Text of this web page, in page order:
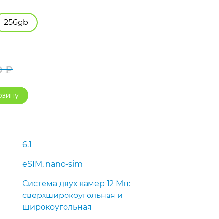
256gb
₽
цена
26
990 ₽.
цена:
690 ₽.
6.1
eSIM, nano-sim
Система двух камер 12 Мп:
сверхшироко­угольная и
широкоугольная